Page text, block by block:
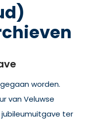
worden.
van Veluwse
ter